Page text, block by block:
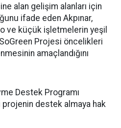
alan gelişim alanları için
ifade eden Akpınar,
ve küçük işletmelerin yeşil
Projesi öncelikleri
amaçlandığını
Destek Programı
projenin destek almaya hak